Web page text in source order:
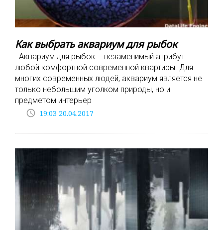
Как выбрать аквариум для рыбок
Аквариум для рыбок – незаменимый атрибут
любой комфортной современной квартиры. Для
многих современных людей, аквариум является не
только небольшим уголком природы, но и
предметом интерьер
access_time 19:03 20.04.2017